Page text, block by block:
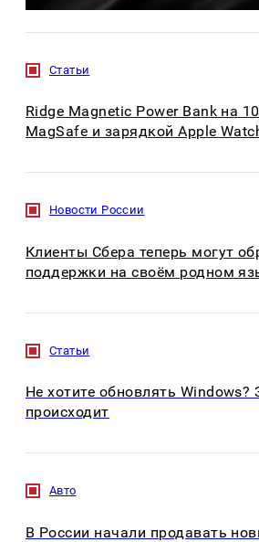
Статьи
Ridge Magnetic Power Bank на
MagSafe и зарядкой Apple
Новости России
Клиенты Сбера теперь могут
поддержки на своём родном
Статьи
Не хотите обновлять Windows?
происходит
Авто
В России начали продавать